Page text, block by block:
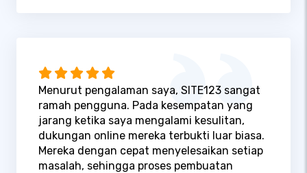
Menurut pengalaman saya, SITE123 sangat
ramah pengguna. Pada kesempatan yang
jarang ketika saya mengalami kesulitan,
dukungan online mereka terbukti luar biasa.
Mereka dengan cepat menyelesaikan setiap
masalah, sehingga proses pembuatan